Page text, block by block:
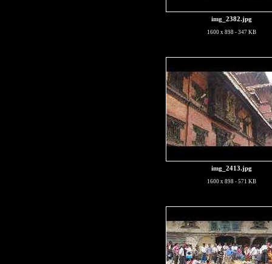
img_2382.jpg
1600 x 898 - 347 KB
img_2413.jpg
1600 x 898 - 571 KB